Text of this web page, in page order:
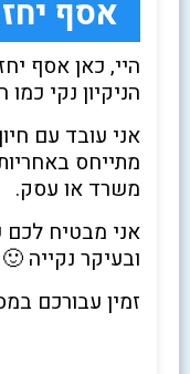
אסף
היי, כאן אסף
הניקיון נקי כמו
אני עובד עם
מתייחס
משרד או עסק.
אני מבטיח לכם
ובעיקר נקייה 🙂
זמין עבורכם